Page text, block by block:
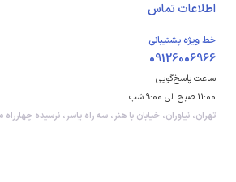
اطلاعات تماس
خط ویژه پشتیبانی
09126006966
ساعت پاسخ‌گویی
11:00 صبح الی 9:00 شب
تهران، نیاوران، خیابان با هنر، سه راه یاسر، نرسیده چهارراه